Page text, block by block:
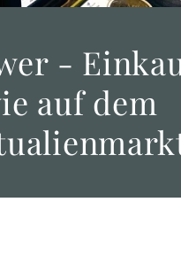
-
auf dem